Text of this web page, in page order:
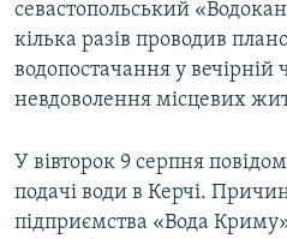
севастопольський
кілька разів проводив
водопостачання у
невдоволення місцевих
У вівторок 9 серпня
подачі води в Керчі.
підприємства «Вода